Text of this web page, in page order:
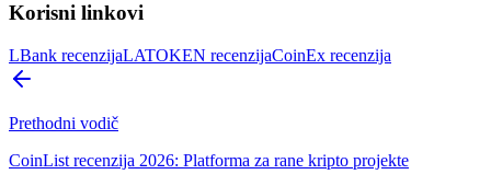
Korisni linkovi
LBank recenzijaLATOKEN recenzijaCoinEx recenzija
Prethodni vodič
CoinList recenzija 2026: Platforma za rane kripto projekte